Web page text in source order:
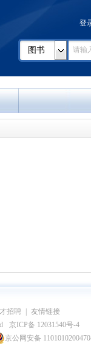
登
图书
招聘
友情链接
京ICP备 12031540号-4
京公网安备